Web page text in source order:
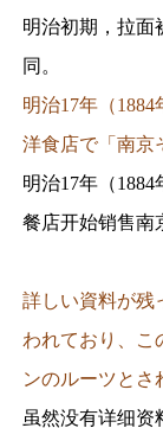
明治初期，拉面
同。
明治17年（
洋食店で「南京
明治17年（
餐店开始销售南
詳しい資料が残
われており、こ
ンのルーツとさ
虽然没有详细资